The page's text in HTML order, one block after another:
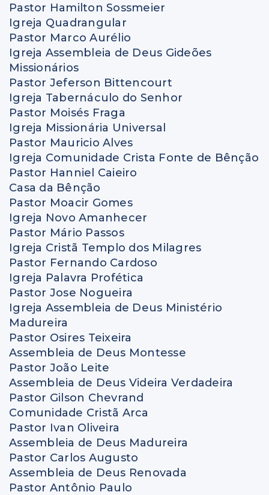
Pastor Hamilton Sossmeier
Igreja Quadrangular
Pastor Marco Aurélio
Igreja Assembleia de Deus Gideões
Missionários
Pastor Jeferson Bittencourt
Igreja Tabernáculo do Senhor
Pastor Moisés Fraga
Igreja Missionária Universal
Pastor Mauricio Alves
Igreja Comunidade Crista Fonte de Bênção
Pastor Hanniel Caieiro
Casa da Bênção
Pastor Moacir Gomes
Igreja Novo Amanhecer
Pastor Mário Passos
Igreja Cristã Templo dos Milagres
Pastor Fernando Cardoso
Igreja Palavra Profética
Pastor Jose Nogueira
Igreja Assembleia de Deus Ministério
Madureira
Pastor Osires Teixeira
Assembleia de Deus Montesse
Pastor João Leite
Assembleia de Deus Videira Verdadeira
Pastor Gilson Chevrand
Comunidade Cristã Arca
Pastor Ivan Oliveira
Assembleia de Deus Madureira
Pastor Carlos Augusto
Assembleia de Deus Renovada
Pastor Antônio Paulo